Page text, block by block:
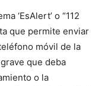
‘EsAlert’ o “112
que permite enviar
móvil de la
que deba
o la